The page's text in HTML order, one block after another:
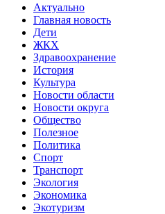
Актуально
Главная новость
Дети
ЖКХ
Здравоохранение
История
Культура
Новости области
Новости округа
Общество
Полезное
Политика
Спорт
Транспорт
Экология
Экономика
Экотуризм